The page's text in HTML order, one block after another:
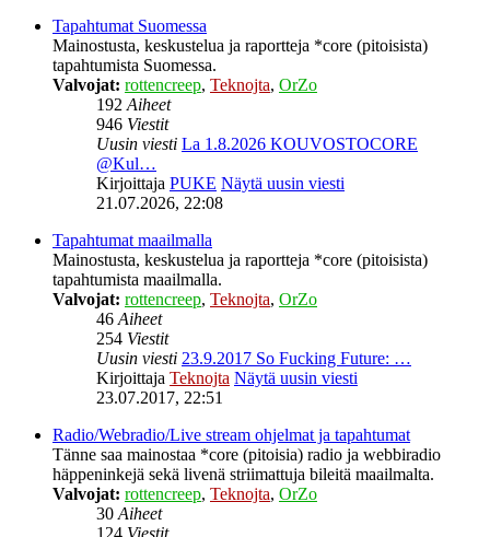
Tapahtumat Suomessa
Mainostusta, keskustelua ja raportteja *core (pitoisista)
tapahtumista Suomessa.
Valvojat: rottencreep, Teknojta, OrZo
192Aiheet
946 Viestit
Uusin viesti La 1.8.2026 KOUVOSTOCORE
@Kul…
Kirjoittaja PUKE Näytä uusin viesti
21.07.2026, 22:08
Tapahtumat maailmalla
Mainostusta, keskustelua ja raportteja *core (pitoisista)
tapahtumista maailmalla.
Valvojat: rottencreep, Teknojta, OrZo
46Aiheet
254 Viestit
Uusin viesti 23.9.2017 So Fucking Future: …
Kirjoittaja Teknojta Näytä uusin viesti
23.07.2017, 22:51
Radio/Webradio/Live stream ohjelmat ja tapahtumat
Tänne saa mainostaa *core (pitoisia) radio ja webbiradio
häppeninkejä sekä livenä striimattuja bileitä maailmalta.
Valvojat: rottencreep, Teknojta, OrZo
30Aiheet